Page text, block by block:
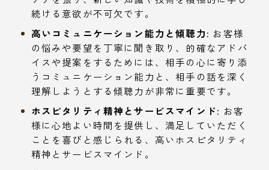
続ける意欲が不可欠です。
高いコミュニケーション能力と傾聴力: お客様
の悩みや要望を丁寧に聞き取り、的確なアドバ
イスや提案をするためには、相手の心に寄り添
うコミュニケーション能力と、相手の話を深く
理解しようとする傾聴力が非常に重要です。
ホスピタリティ精神とサービスマインド: お客
様に心地よい時間を提供し、満足していただく
ことを喜びと感じられる、高いホスピタリティ
精神とサービスマインド。